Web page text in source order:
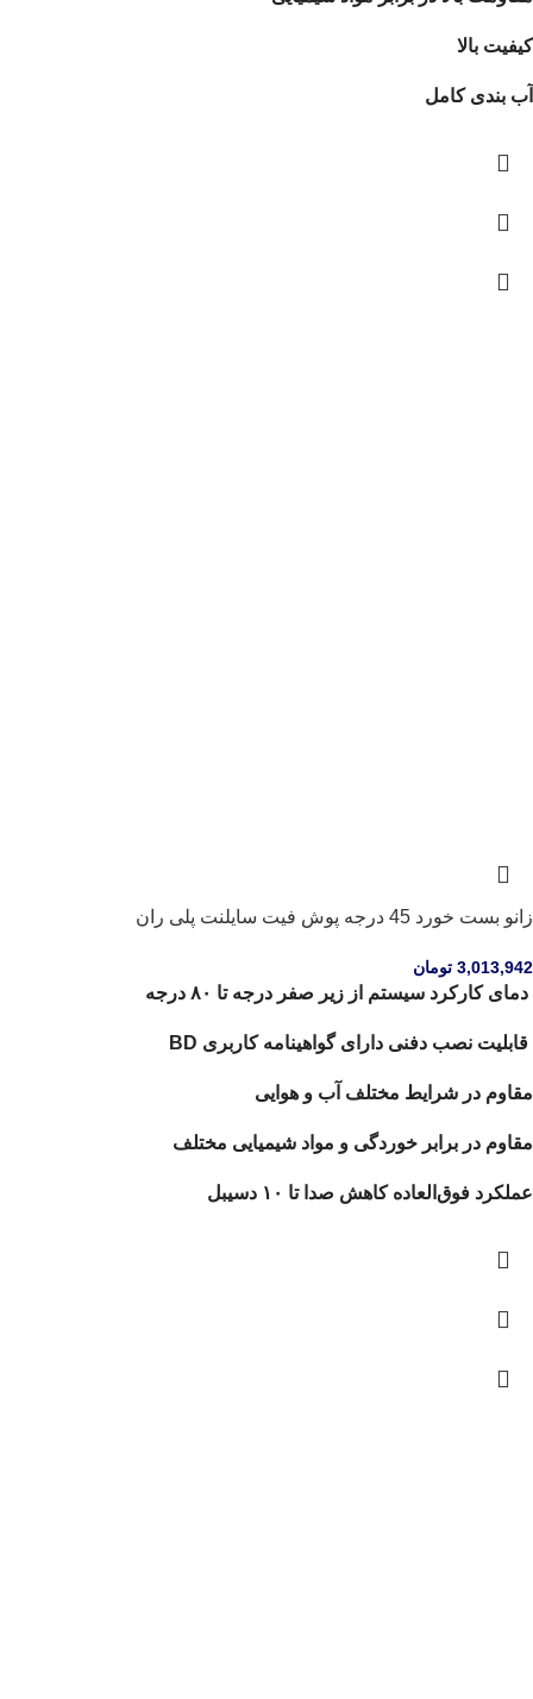
کیفیت بالا
آب بندی کامل
زانو بست خورد 45 درجه پوش فیت سایلنت پلی ران
3,013,942 تومان
دمای کارکرد سیستم از زیر صفر درجه تا ۸۰ درجه
قابلیت نصب دفنی دارای گواهینامه کاربری BD
مقاوم در شرایط مختلف آب و هوایی
مقاوم در برابر خوردگی و مواد شیمیایی مختلف
عملکرد فوق‌العاده کاهش صدا تا ۱۰ دسیبل